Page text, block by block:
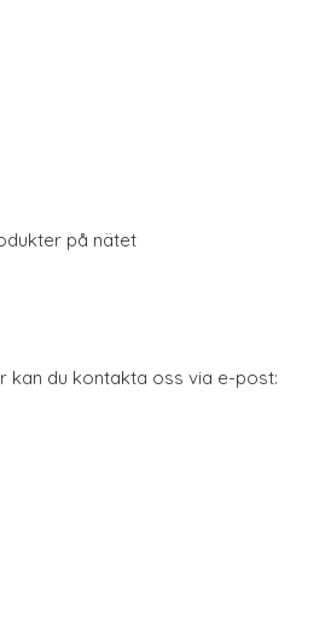
på nätet
kan du kontakta oss via e-post: